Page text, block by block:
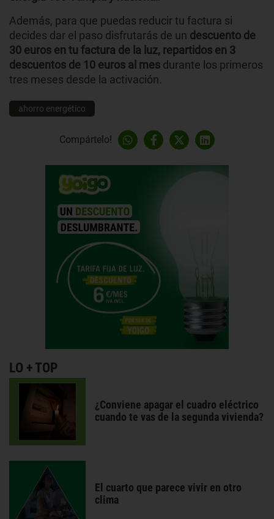
Además, para que puedas reducir tu factura si
decides dar el paso disfrutarás de un descuento de
30 euros en tu factura de la luz, repartidos en 3
descuentos de 10 euros al mes durante los primeros
tres meses desde la activación.
ahorro energético
Compártelo!
LO + TOP
¿Conviene apagar el cuadro eléctrico
cuando te vas de la segunda vivienda?
El cuarto que parece vivir en otro
clima